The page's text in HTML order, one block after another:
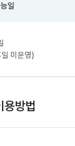
일
미운영)
용방법